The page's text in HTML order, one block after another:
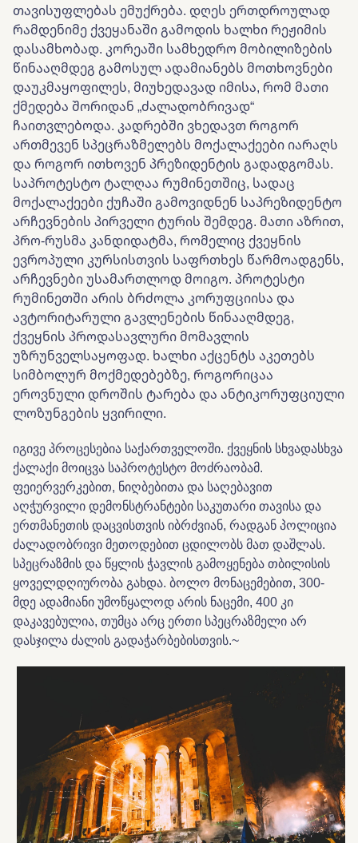
თავისუფლებას ემუქრება. დღეს ერთდროულად
რამდენიმე ქვეყანაში გამოდის ხალხი რეჟიმის
დასამხობად. კორეაში სამხედრო მობილიზების
წინააღმდეგ გამოსულ ადამიანებს მოთხოვნები
დაუკმაყოფილეს, მიუხედავად იმისა, რომ მათი
ქმედება შორიდან „ძალადობრივად“
ჩაითვლებოდა. კადრებში ვხედავთ როგორ
ართმევენ სპეცრაზმელებს მოქალაქეები იარაღს
და როგორ ითხოვენ პრეზიდენტის გადადგომას.
საპროტესტო ტალღაა რუმინეთშიც, სადაც
მოქალაქეები ქუჩაში გამოვიდნენ საპრეზიდენტო
არჩევნების პირველი ტურის შემდეგ. მათი აზრით,
პრო-რუსმა კანდიდატმა, რომელიც ქვეყნის
ევროპული კურსისთვის საფრთხეს წარმოადგენს,
არჩევნები უსამართლოდ მოიგო. პროტესტი
რუმინეთში არის ბრძოლა კორუფციისა და
ავტორიტარული გავლენების წინააღმდეგ,
ქვეყნის პროდასავლური მომავლის
უზრუნველსაყოფად. ხალხი აქცენტს აკეთებს
სიმბოლურ მოქმედებებზე, როგორიცაა
ეროვნული დროშის ტარება და ანტიკორუფციული
ლოზუნგების ყვირილი.
იგივე პროცესებია საქართველოში. ქვეყნის სხვადასხვა
ქალაქი მოიცვა საპროტესტო მოძრაობამ.
ფეიერვერკებით, ნიღბებითა და საღებავით
აღჭურვილი დემონსტრანტები საკუთარი თავისა და
ერთმანეთის დაცვისთვის იბრძვიან, რადგან პოლიცია
ძალადობრივი მეთოდებით ცდილობს მათ დაშლას.
სპეცრაზმის და წყლის ჭავლის გამოყენება თბილისის
ყოველდღიურობა გახდა. ბოლო მონაცემებით, 300-
მდე ადამიანი უმოწყალოდ არის ნაცემი, 400 კი
დაკავებულია, თუმცა არც ერთი სპეცრაზმელი არ
დასჯილა ძალის გადაჭარბებისთვის.~